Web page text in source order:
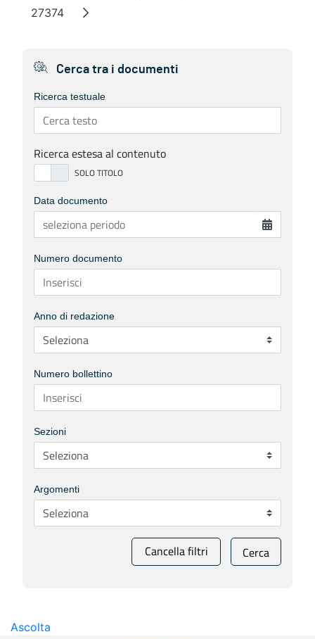
Page
27374
Cerca tra i documenti
Ricerca testuale
Ricerca estesa al contenuto
Data documento
Numero documento
Anno di redazione
Numero bollettino
Sezioni
Argomenti
Cancella filtri Cerca
Ascolta